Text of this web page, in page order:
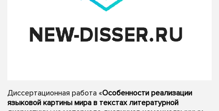
Диссертационная работа «Особенности реализации
языковой картины мира в текстах литературной